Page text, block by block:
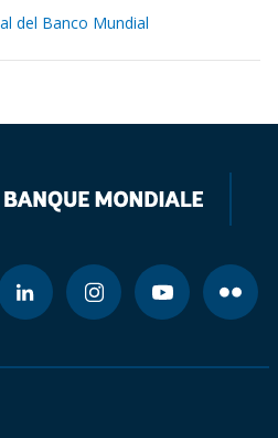
del Banco Mundial